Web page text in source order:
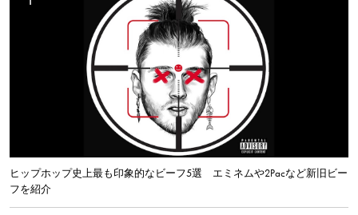
ヒップホップ史上最も印象的なビーフ5選 エミネムや2Pacなど新旧ビー
フを紹介